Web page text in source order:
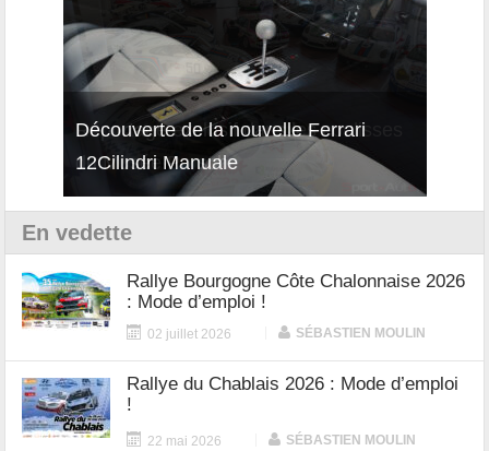
Découverte de la nouvelle Ferrari
12Cilindri Manuale
En vedette
Rallye Bourgogne Côte Chalonnaise 2026
: Mode d’emploi !
02 juillet 2026 SÉBASTIEN MOULIN
Rallye du Chablais 2026 : Mode d’emploi
!
22 mai 2026 SÉBASTIEN MOULIN